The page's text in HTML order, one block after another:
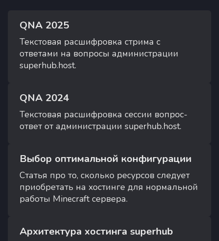
QNA 2025
Текстовая расшифровка стрима с
ответами на вопросы администрации
superhub.host.
QNA 2024
Текстовая расшифровка сессии вопрос-
ответ от администрации superhub.host.
Выбор оптимальной конфигурации
Статья про то, сколько ресурсов следует
приобретать на хостинге для нормальной
работы Minecraft сервера.
Архитектура хостинга superhub